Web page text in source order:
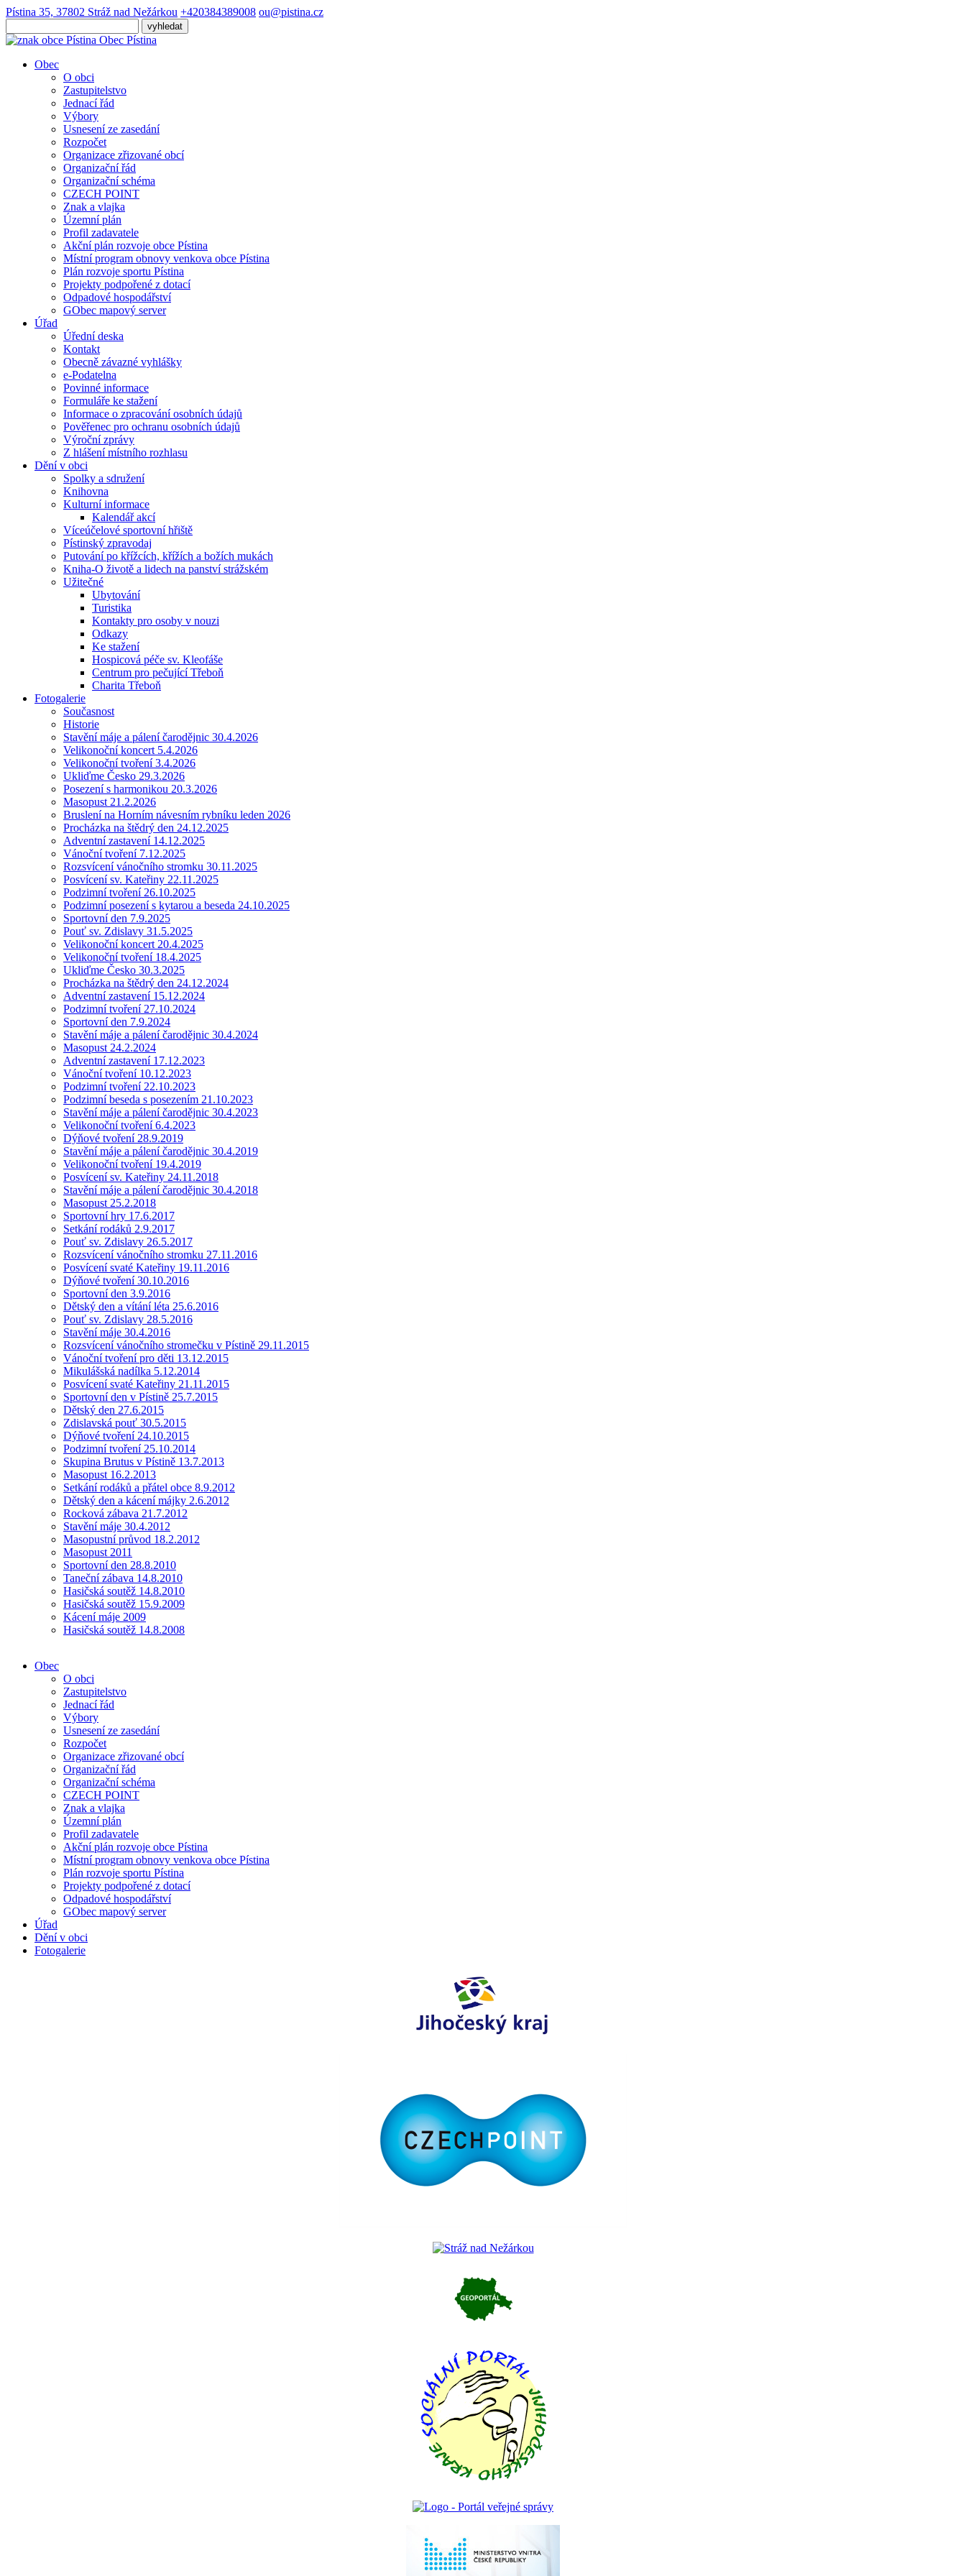
Pístina 35, 37802 Stráž nad Nežárkou +420384389008 ou@pistina.cz
Obec Pístina
Obec
O obci
Zastupitelstvo
Jednací řád
Výbory
Usnesení ze zasedání
Rozpočet
Organizace zřizované obcí
Organizační řád
Organizační schéma
CZECH POINT
Znak a vlajka
Územní plán
Profil zadavatele
Akční plán rozvoje obce Pístina
Místní program obnovy venkova obce Pístina
Plán rozvoje sportu Pístina
Projekty podpořené z dotací
Odpadové hospodářství
GObec mapový server
Úřad
Úřední deska
Kontakt
Obecně závazné vyhlášky
e-Podatelna
Povinné informace
Formuláře ke stažení
Informace o zpracování osobních údajů
Pověřenec pro ochranu osobních údajů
Výroční zprávy
Z hlášení místního rozhlasu
Dění v obci
Spolky a sdružení
Knihovna
Kulturní informace
Kalendář akcí
Víceúčelové sportovní hřiště
Pístinský zpravodaj
Putování po křížcích, křížích a božích mukách
Kniha-O životě a lidech na panství strážském
Užitečné
Ubytování
Turistika
Kontakty pro osoby v nouzi
Odkazy
Ke stažení
Hospicová péče sv. Kleofáše
Centrum pro pečující Třeboň
Charita Třeboň
Fotogalerie
Současnost
Historie
Stavění máje a pálení čarodějnic 30.4.2026
Velikonoční koncert 5.4.2026
Velikonoční tvoření 3.4.2026
Ukliďme Česko 29.3.2026
Posezení s harmonikou 20.3.2026
Masopust 21.2.2026
Bruslení na Horním návesním rybníku leden 2026
Procházka na štědrý den 24.12.2025
Adventní zastavení 14.12.2025
Vánoční tvoření 7.12.2025
Rozsvícení vánočního stromku 30.11.2025
Posvícení sv. Kateřiny 22.11.2025
Podzimní tvoření 26.10.2025
Podzimní posezení s kytarou a beseda 24.10.2025
Sportovní den 7.9.2025
Pouť sv. Zdislavy 31.5.2025
Velikonoční koncert 20.4.2025
Velikonoční tvoření 18.4.2025
Ukliďme Česko 30.3.2025
Procházka na štědrý den 24.12.2024
Adventní zastavení 15.12.2024
Podzimní tvoření 27.10.2024
Sportovní den 7.9.2024
Stavění máje a pálení čarodějnic 30.4.2024
Masopust 24.2.2024
Adventní zastavení 17.12.2023
Vánoční tvoření 10.12.2023
Podzimní tvoření 22.10.2023
Podzimní beseda s posezením 21.10.2023
Stavění máje a pálení čarodějnic 30.4.2023
Velikonoční tvoření 6.4.2023
Dýňové tvoření 28.9.2019
Stavění máje a pálení čarodějnic 30.4.2019
Velikonoční tvoření 19.4.2019
Posvícení sv. Kateřiny 24.11.2018
Stavění máje a pálení čarodějnic 30.4.2018
Masopust 25.2.2018
Sportovní hry 17.6.2017
Setkání rodáků 2.9.2017
Pouť sv. Zdislavy 26.5.2017
Rozsvícení vánočního stromku 27.11.2016
Posvícení svaté Kateřiny 19.11.2016
Dýňové tvoření 30.10.2016
Sportovní den 3.9.2016
Dětský den a vítání léta 25.6.2016
Pouť sv. Zdislavy 28.5.2016
Stavění máje 30.4.2016
Rozsvícení vánočního stromečku v Pístině 29.11.2015
Vánoční tvoření pro děti 13.12.2015
Mikulášská nadílka 5.12.2014
Posvícení svaté Kateřiny 21.11.2015
Sportovní den v Pístině 25.7.2015
Dětský den 27.6.2015
Zdislavská pouť 30.5.2015
Dýňové tvoření 24.10.2015
Podzimní tvoření 25.10.2014
Skupina Brutus v Pístině 13.7.2013
Masopust 16.2.2013
Setkání rodáků a přátel obce 8.9.2012
Dětský den a kácení májky 2.6.2012
Rocková zábava 21.7.2012
Stavění máje 30.4.2012
Masopustní průvod 18.2.2012
Masopust 2011
Sportovní den 28.8.2010
Taneční zábava 14.8.2010
Hasičská soutěž 14.8.2010
Hasičská soutěž 15.9.2009
Kácení máje 2009
Hasičská soutěž 14.8.2008
Obec
O obci
Zastupitelstvo
Jednací řád
Výbory
Usnesení ze zasedání
Rozpočet
Organizace zřizované obcí
Organizační řád
Organizační schéma
CZECH POINT
Znak a vlajka
Územní plán
Profil zadavatele
Akční plán rozvoje obce Pístina
Místní program obnovy venkova obce Pístina
Plán rozvoje sportu Pístina
Projekty podpořené z dotací
Odpadové hospodářství
GObec mapový server
Úřad
Dění v obci
Fotogalerie